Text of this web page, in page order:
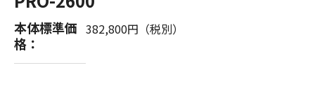
本体標準価
格：
382,800円（税別）